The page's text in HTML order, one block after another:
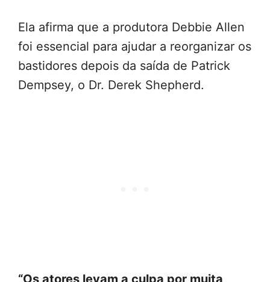
Ela afirma que a produtora Debbie Allen
foi essencial para ajudar a reorganizar os
bastidores depois da saída de Patrick
Dempsey, o Dr. Derek Shepherd.